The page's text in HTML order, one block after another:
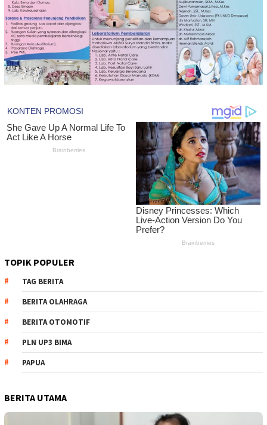
TOPIK POPULER
TAG BERITA
BERITA OLAHRAGA
BERITA OTOMOTIF
PLN UP3 BIMA
PAPUA
BERITA UTAMA